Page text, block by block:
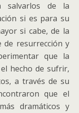
salvarlos de la
si es para su
si cabe, de la
de resurrección y
que la
hecho de sufrir,
a través de su
que el
dramáticos y